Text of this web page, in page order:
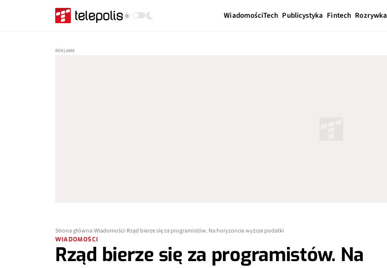
WiadomościTech Publicystyka Fintech Rozrywka
Strona główna Wiadomości Rząd bierze się za programistów. Na horyzoncie wyższe podatki
WIADOMOŚCI
Rząd bierze się za programistów. Na